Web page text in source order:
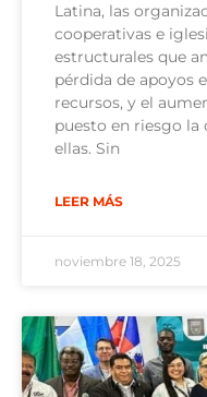
Latina, las
cooperativas e
estructurales que
pérdida de apoyos
recursos, y el
puesto en riesgo
ellas. Sin
LEER MÁS
noviembre 18, 2025